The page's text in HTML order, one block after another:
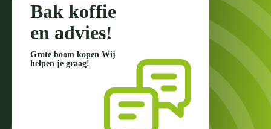
Bak koffie
en advies!
Grote boom kopen Wij
helpen je graag!